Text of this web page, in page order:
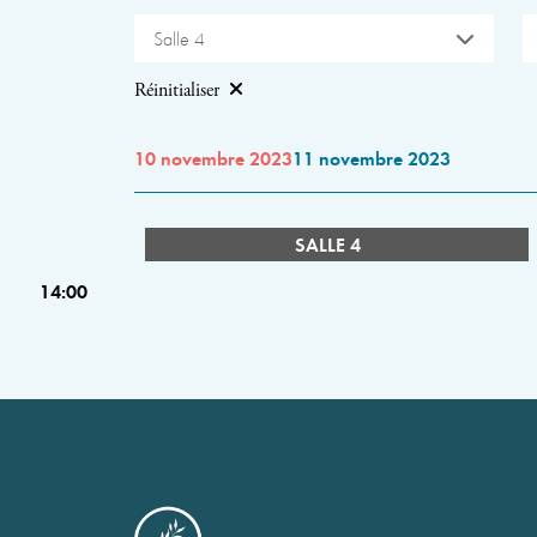
Salle 4
Réinitialiser
10 novembre 202311 novembre 2023
SALLE 4
14:00